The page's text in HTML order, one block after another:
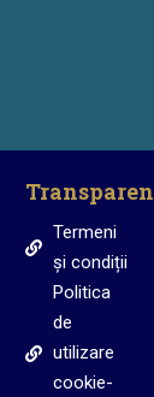
Termeni
și condiții
Politica
de
utilizare
cookie-